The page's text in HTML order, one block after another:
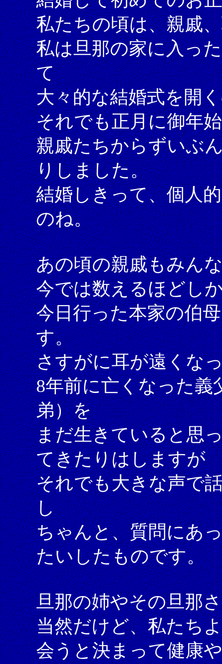
私たちの頃は、親戚
私は旦那の家に入っ
て
大々的な結婚式を開
それでも正月に御年
親戚たちからずいぶ
りしました。
結婚しきって、個人
のね。
あの頃の親戚もみん
今では数えるほどし
今日行った本家の伯
す。
さすがに耳が遠くな
8年前に亡くなった義
弟）を
まだ生きていると思
てきたりはしますが
それでも大きな声で
し
ちゃんと、質問にあ
たいしたものです。
旦那の姉やその旦那
当然だけど、私たち
会うと決まって健康